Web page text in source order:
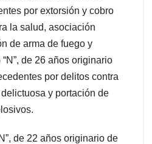
por extorsión y cobro
la salud, asociación
de arma de fuego y
de 26 años originario
por delitos contra
y portación de
de 22 años originario de